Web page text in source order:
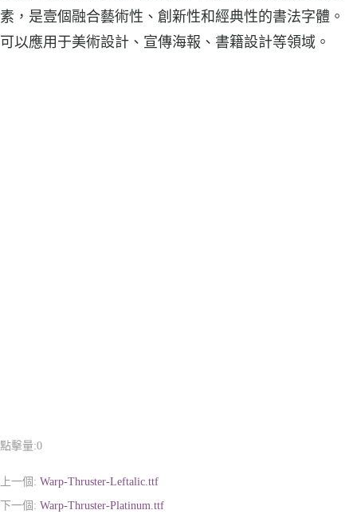
素，是壹個融合藝術性、創新性和經典性的書法字體。
可以應用于美術設計、宣傳海報、書籍設計等領域。
點擊量:0
上一個: Warp-Thruster-Leftalic.ttf
下一個: Warp-Thruster-Platinum.ttf